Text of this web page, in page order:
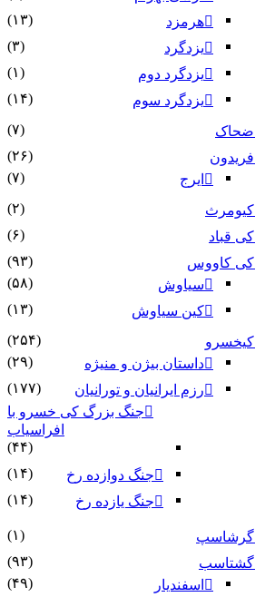
هرمزد
(۱۳)
یزدگرد
(۳)
یزدگرد دوم
(۱)
یزدگرد سوم
(۱۴)
ضحاک
(۷)
فریدون
(۲۶)
ایرج
(۷)
کیومرث
(۲)
کی قباد
(۶)
کی کاووس
(۹۳)
سیاوش
(۵۸)
کین سیاوش
(۱۳)
کیخسرو
(۲۵۴)
داستان بیژن و منیژه
(۲۹)
رزم ایرانیان و تورانیان
(۱۷۷)
جنگ بزرگ کی خسرو با
افراسیاب
(۴۴)
جنگ دوازده رخ
(۱۴)
جنگ یازده رخ
(۱۴)
گرشاسپ
(۱)
گشتاسب
(۹۳)
اسفندیار
(۴۹)